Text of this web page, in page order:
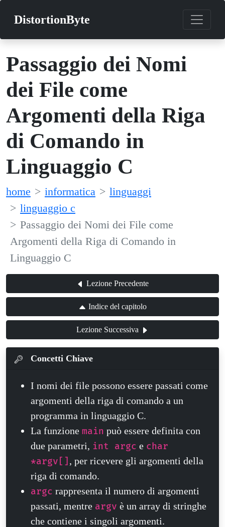
DistortionByte
Passaggio dei Nomi
dei File come
Argomenti della Riga
di Comando in
Linguaggio C
home informatica
linguaggi
linguaggio c
Passaggio dei Nomi dei File come
Argomenti della Riga di Comando in
Linguaggio C
Lezione Precedente
Indice del capitolo
Lezione Successiva
Concetti Chiave
I nomi dei file possono essere passati come
argomenti della riga di comando a un
programma in linguaggio C.
La funzione main può essere definita con
due parametri, int argc e char
*argv[] , per ricevere gli argomenti della
riga di comando.
argc rappresenta il numero di argomenti
passati, mentre argv è un array di stringhe
che contiene i singoli argomenti.